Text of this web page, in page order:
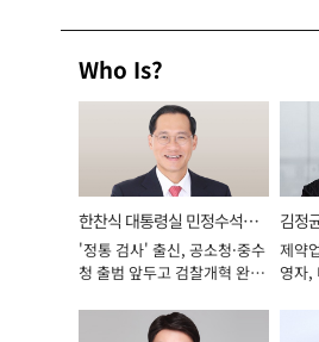
Who Is?
한찬식 대통령실 민정수석비
서관
'정통 검사' 출신, 공소청·중수
청 출범 앞두고 검찰개혁 완수
김정
표이
제약
영자,